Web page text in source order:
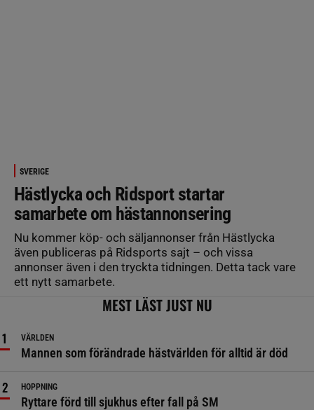
SVERIGE
Hästlycka och Ridsport startar
samarbete om hästannonsering
Nu kommer köp- och säljannonser från Hästlycka
även publiceras på Ridsports sajt – och vissa
annonser även i den tryckta tidningen. Detta tack vare
ett nytt samarbete.
MEST LÄST JUST NU
VÄRLDEN
Mannen som förändrade hästvärlden för alltid är död
HOPPNING
Ryttare förd till sjukhus efter fall på SM